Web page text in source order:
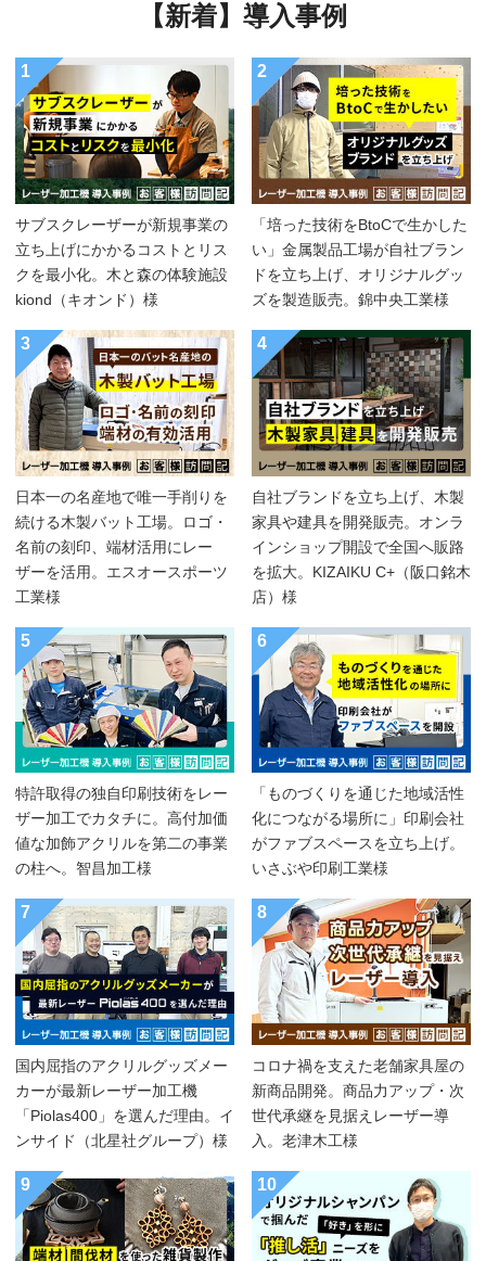
【新着】導入事例
1
サブスクレーザーが新規事業の
立ち上げにかかるコストとリス
クを最小化。木と森の体験施設
kiond（キオンド）様
2
「培った技術をBtoCで生かした
い」金属製品工場が自社ブラン
ドを立ち上げ、オリジナルグッ
ズを製造販売。錦中央工業様
3
日本一の名産地で唯一手削りを
続ける木製バット工場。ロゴ・
名前の刻印、端材活用にレー
ザーを活用。エスオースポーツ
工業様
4
自社ブランドを立ち上げ、木製
家具や建具を開発販売。オンラ
インショップ開設で全国へ販路
を拡大。KIZAIKU C+（阪口銘木
店）様
5
特許取得の独自印刷技術をレー
ザー加工でカタチに。高付加価
値な加飾アクリルを第二の事業
の柱へ。智昌加工様
6
「ものづくりを通じた地域活性
化につながる場所に」印刷会社
がファブスペースを立ち上げ。
いさぶや印刷工業様
7
国内屈指のアクリルグッズメー
カーが最新レーザー加工機
「Piolas400」を選んだ理由。イ
ンサイド（北星社グループ）様
8
コロナ禍を支えた老舗家具屋の
新商品開発。商品力アップ・次
世代承継を見据えレーザー導
入。老津木工様
9 10